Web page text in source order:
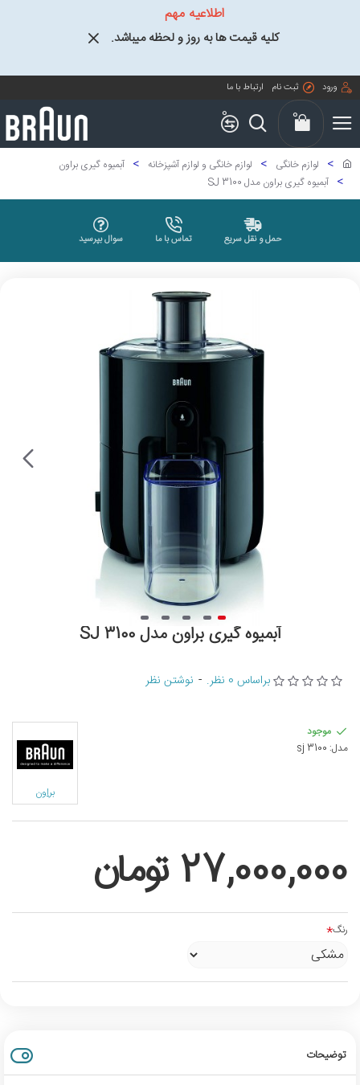
اطلاعیه مهم
کلیه قیمت ها به روز و لحظه میباشد.
ورود ثبت نام ارتباط با ما
0 0
لوازم خانگی لوازم خانگی و لوازم آشپزخانه
آبمیوه گیری براون
آبمیوه گیری براون مدل SJ 3100
حمل و نقل سریع تماس با ما سوال بپرسید
آبمیوه گیری براون مدل SJ 3100
موجود
مدل: sj 3100
براون
براساس 0 نظر. - نوشتن نظر
27,000,000 تومان
رنگ
توضیحات